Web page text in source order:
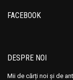
Anais Nin
Anatolie Panis
Anca Dan
Anais Nin
Anatolie Panis
Anca Dan
FACEBOOK
DESPRE NOI
Mii de cărți noi și de